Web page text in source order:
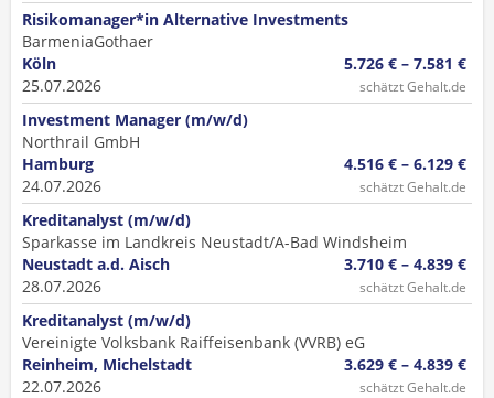
Risikomanager*in Alternative Investments
BarmeniaGothaer
Köln
25.07.2026
5.726 € – 7.581 €
schätzt Gehalt.de
Investment Manager (m/w/d)
Northrail GmbH
Hamburg
24.07.2026
4.516 € – 6.129 €
schätzt Gehalt.de
Kreditanalyst (m/w/d)
Sparkasse im Landkreis Neustadt/A-Bad Windsheim
Neustadt a.d. Aisch
28.07.2026
3.710 € – 4.839 €
schätzt Gehalt.de
Kreditanalyst (m/w/d)
Vereinigte Volksbank Raiffeisenbank (VVRB) eG
Reinheim, Michelstadt
22.07.2026
3.629 € – 4.839 €
schätzt Gehalt.de